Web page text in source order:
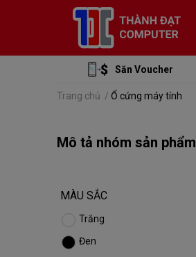
Săn Voucher
Trang chủ / Ổ cứng máy tính
Mô tả nhóm sản phẩm
MÀU SẮC
Trắng
Đen